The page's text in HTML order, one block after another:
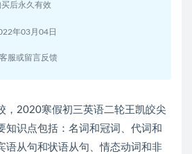
买后永久有效
年03月04日
服或留言反馈
，2020寒假初三英语二轮王凯皎尖
知识点包括：名词和冠词、代词和
语从句和状语从句、情态动词和非